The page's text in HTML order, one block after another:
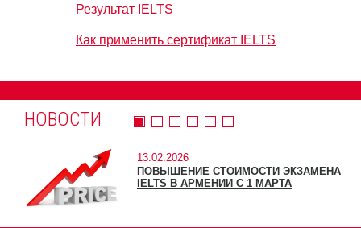
Результат IELTS
Как применить сертификат IELTS
НОВОСТИ
13.02.2026
ПОВЫШЕНИЕ СТОИМОСТИ ЭКЗАМЕНА
IELTS В АРМЕНИИ С 1 МАРТА